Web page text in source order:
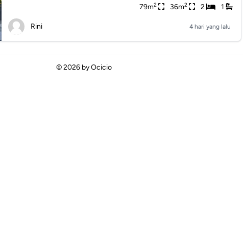
79m2 36m2 2 1
Rini 4 hari yang lalu
© 2026 byOcicio